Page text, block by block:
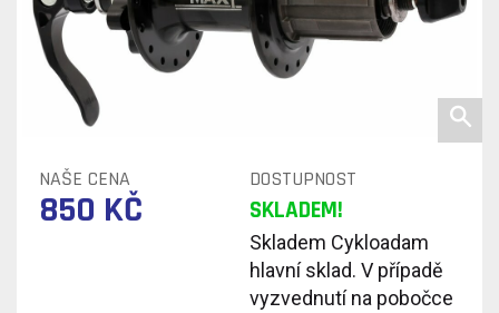
NAŠE CENA DOSTUPNOST
850 KČ SKLADEM!
Skladem Cykloadam
hlavní sklad. V případě
vyzvednutí na pobočce